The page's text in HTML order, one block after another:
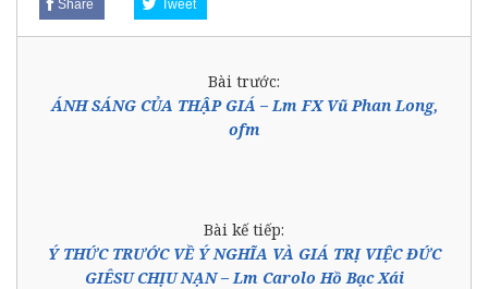
Share Tweet
Bài trước:
ÁNH SÁNG CỦA THẬP GIÁ – Lm FX Vũ Phan Long,
ofm
Bài kế tiếp:
Ý THỨC TRƯỚC VỀ Ý NGHĨA VÀ GIÁ TRỊ VIỆC ĐỨC
GIÊSU CHỊU NẠN – Lm Carolo Hồ Bạc Xái